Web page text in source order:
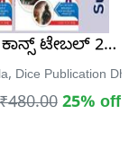
ಪ್ರಕಾಶನ
ಕಾನ್ಸ್ ಟೇಬಲ್
Dice Publication
25% off